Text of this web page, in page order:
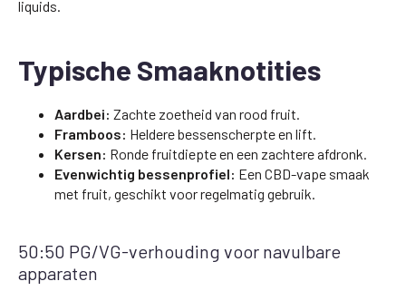
liquids.
Typische Smaaknotities
Aardbei: Zachte zoetheid van rood fruit.
Framboos: Heldere bessenscherpte en lift.
Kersen: Ronde fruitdiepte en een zachtere afdronk.
Evenwichtig bessenprofiel: Een CBD-vape smaak
met fruit, geschikt voor regelmatig gebruik.
50:50 PG/VG-verhouding voor navulbare
apparaten